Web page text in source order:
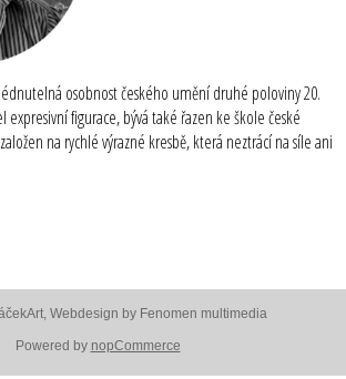
osobnost českého umění druhé poloviny 20.
expresivní figurace, bývá také řazen ke škole české
na rychlé výrazné kresbě, která neztrácí na síle ani
Webdesign by Fenomen multimedia
Powered by nopCommerce